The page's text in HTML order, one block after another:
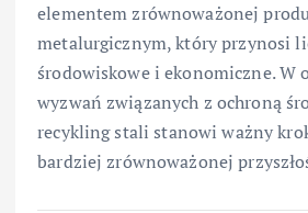
elementem zrównoważonej
metalurgicznym, który przynosi
środowiskowe i ekonomiczne. W
wyzwań związanych z ochroną
recykling stali stanowi ważny
bardziej zrównoważonej